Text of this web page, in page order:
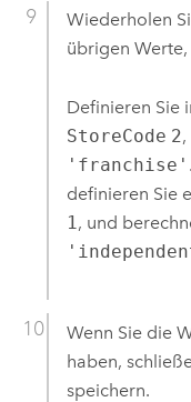
Wiederholen
übrigen Werte,
Definieren Sie
StoreCode 2
'franchise'
definieren Sie
1 , und
Wenn Sie die
haben,
speichern.